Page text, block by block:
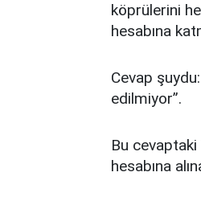
köprülerini
hesabına
Cevap
edilmiyor”.
Bu
hesabına